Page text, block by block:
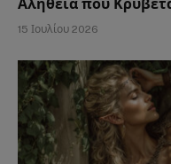
Αλήθεια που
15 Ιουλίου 2026